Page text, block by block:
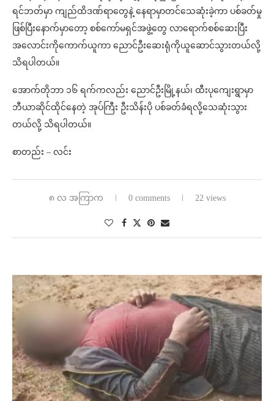
ရင်ဘတ်မှာ ကျည်ထိဒဏ်ရာတွေနဲ့ နေရာမှာတင်သေဆုံးခဲ့ကာ ပစ်ခတ်မှု
ဖြစ်ပြီးနောက်မှာတော့ စစ်ကော်မရှင်အဖွဲ့တွေ လာရောက်စစ်ဆေးပြီး
အလောင်းကိုကောက်ယူကာ ညောင်ဦးဆေးရုံကိုယူဆောင်သွားတယ်လို့
သိရပါတယ်။
အောက်တိုဘာ ၁၆ ရက်ကလည်း ညောင်ဦးမြို့နယ်၊ ထီးပုကျေးရွာမှာ
ဘီယာဆိုင်ထိုင်နေတဲ့ အုပ်ကြီး ဦးသိန်းပို ပစ်ခတ်ခံရလို့သေဆုံးသွား
တယ်လို့ သိရပါတယ်။
စာတည်း – လင်း
၈ လ အကြာက 0 comments 22 views